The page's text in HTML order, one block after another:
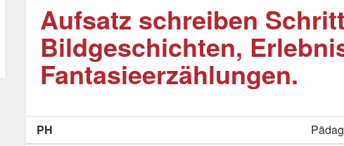
Aufsatz schreiben
Bildgeschichten,
Fantasieerzählungen.
PH